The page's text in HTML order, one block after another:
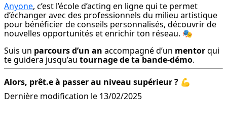
Anyone, c’est l’école d’acting en ligne qui te permet
d’échanger avec des professionnels du milieu artistique
pour bénéficier de conseils personnalisés, découvrir de
nouvelles opportunités et enrichir ton réseau. 🎭
Suis un parcours d’un an accompagné d’un mentor qui
te guidera jusqu’au tournage de ta bande-démo.
Alors, prêt.e à passer au niveau supérieur ? 💪
Dernière modification le 13/02/2025